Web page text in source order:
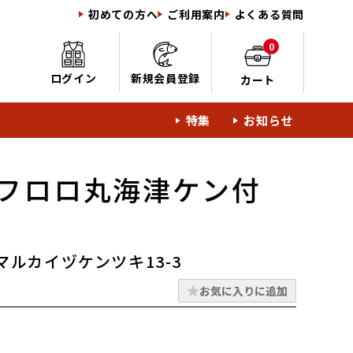
初めての方へ ご利用案内 よくある質問
ログイン 新規会員登録
0
カート
特集 お知らせ
ロロ丸海津ケン付
ルカイヅケンツキ13-3
お気に入りに追加